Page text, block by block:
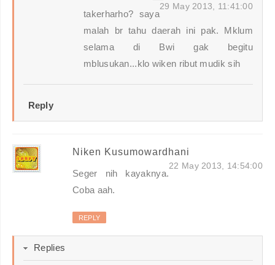
29 May 2013, 11:41:00
takerharho? saya
malah br tahu daerah ini pak. Mklum
selama di Bwi gak begitu
mblusukan...klo wiken ribut mudik sih
Reply
Niken Kusumowardhani
22 May 2013, 14:54:00
Seger nih kayaknya.
Coba aah.
REPLY
Replies